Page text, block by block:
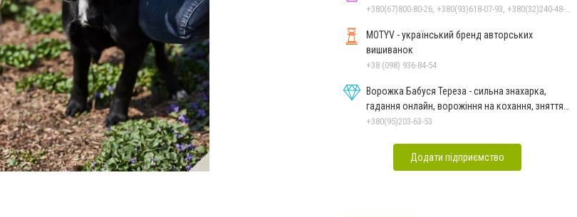
MOTYV - український бренд авторських
вишиванок
+38 (098) 936-84-54
Ворожка Бабуся Тереза - сильна знахарка,
гадання онлайн, ворожіння на кохання, зняття
порчі
+380(95)203-63-53
Додати підприємство